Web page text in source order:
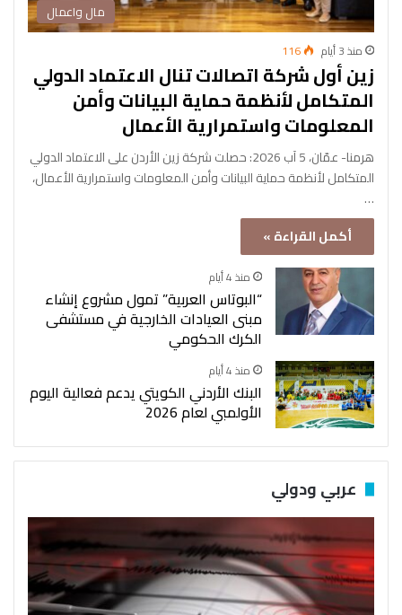
مال واعمال
منذ 3 أيام 116
زين أول شركة اتصالات تنال الاعتماد الدولي
المتكامل لأنظمة حماية البيانات وأمن
المعلومات واستمرارية الأعمال
هرمنا- عمّان، 5 آب 2026: حصلت شركة زين الأردن على الاعتماد الدولي
المتكامل لأنظمة حماية البيانات وأمن المعلومات واستمرارية الأعمال،
…
أكمل القراءة »
منذ 4 أيام
“البوتاس العربية” تمول مشروع إنشاء
مبنى العيادات الخارجية في مستشفى
الكرك الحكومي
منذ 4 أيام
البنك الأردني الكويتي يدعم فعالية اليوم
الأولمبي لعام 2026
عربي ودولي